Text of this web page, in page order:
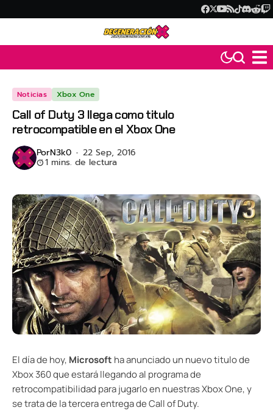
Noticias Xbox One
Call of Duty 3 llega como titulo
retrocompatible en el Xbox One
PorN3k0 22 Sep, 2016
1 mins. de lectura
El día de hoy, Microsoft ha anunciado un nuevo titulo de
Xbox 360 que estará llegando al programa de
retrocompatibilidad para jugarlo en nuestras Xbox One, y
se trata de la tercera entrega de Call of Duty.